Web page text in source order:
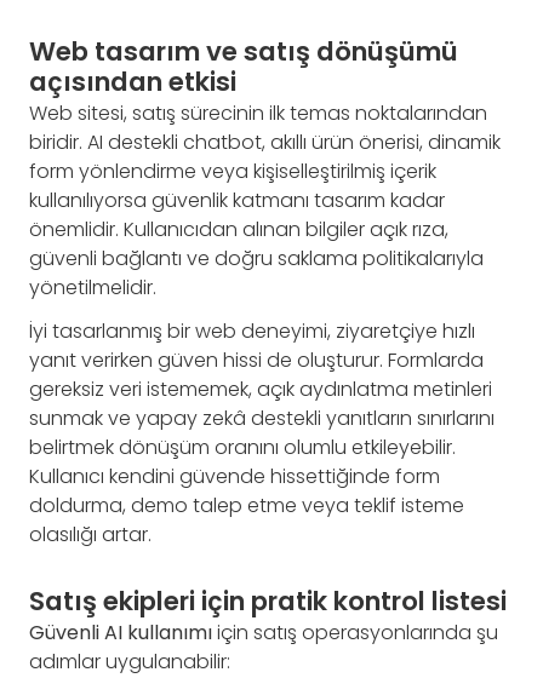
Web tasarım ve satış dönüşümü
açısından etkisi
Web sitesi, satış sürecinin ilk temas noktalarından
biridir. AI destekli chatbot, akıllı ürün önerisi, dinamik
form yönlendirme veya kişiselleştirilmiş içerik
kullanılıyorsa güvenlik katmanı tasarım kadar
önemlidir. Kullanıcıdan alınan bilgiler açık rıza,
güvenli bağlantı ve doğru saklama politikalarıyla
yönetilmelidir.
İyi tasarlanmış bir web deneyimi, ziyaretçiye hızlı
yanıt verirken güven hissi de oluşturur. Formlarda
gereksiz veri istememek, açık aydınlatma metinleri
sunmak ve yapay zekâ destekli yanıtların sınırlarını
belirtmek dönüşüm oranını olumlu etkileyebilir.
Kullanıcı kendini güvende hissettiğinde form
doldurma, demo talep etme veya teklif isteme
olasılığı artar.
Satış ekipleri için pratik kontrol listesi
Güvenli AI kullanımıiçin satış operasyonlarında şu
adımlar uygulanabilir: